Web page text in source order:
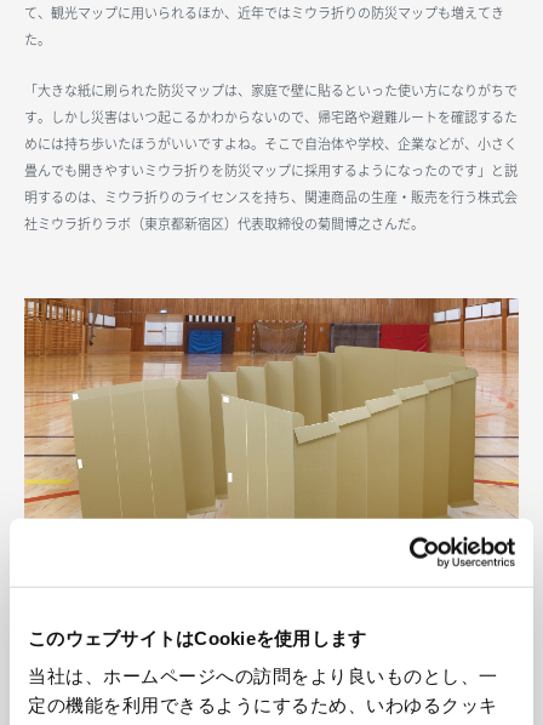
このウェブサイトはCookieを使用します
当社は、ホームページへの訪問をより良いものとし、一
定の機能を利用できるようにするため、いわゆるクッキ
て、観光マップに用いられるほか、近年ではミウラ折りの防災マップも増えてき
た。
「大きな紙に刷られた防災マップは、家庭で壁に貼るといった使い方になりがちで
す。しかし災害はいつ起こるかわからないので、帰宅路や避難ルートを確認するた
めには持ち歩いたほうがいいですよね。そこで自治体や学校、企業などが、小さく
畳んでも開きやすいミウラ折りを防災マップに採用するようになったのです」と説
明するのは、ミウラ折りのライセンスを持ち、関連商品の生産・販売を行う株式会
社ミウラ折りラボ（東京都新宿区）代表取締役の菊間博之さんだ。
アコーディオンブースはあらかじめ折り目がついた２つのパーツをマジックテープ
で留めると自立し、簡単に組み立てられる。災害対策として自治体などが導入して
いる